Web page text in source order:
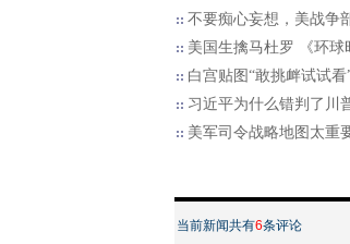
不要痴心妄想，美战争
美国生擒马杜罗 《环球
白宫贴图“敢挑衅试试
习近平为什么错判了川
美军司令战略地图太重
当前新闻共有6条评论